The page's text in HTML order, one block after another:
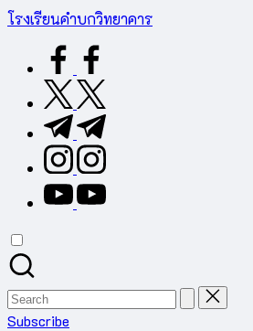
Skip
content
โรงเรียนคำบกวิทยาคาร
อ.คำชะอี
จ.มุกดาหาร
สำนักงาน
เขต
การ
ศึกษา
มุกดาหาร
facebook.com
twitter.com
t.me
instagram.com
youtube.com
Search
for:
Subscribe